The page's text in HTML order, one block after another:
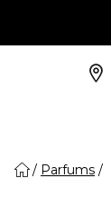
Parfums